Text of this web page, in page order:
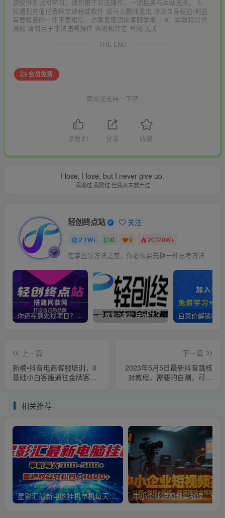
源仅供测试和学习，请勿用于非法操作，一切后果与本站无关。 5、
如遇到充值付费环节课程或软件 请马上删除退出 涉及自身权益/利益
需要投资的一律不要相信，访客发现请向客服举报。 6、本教程仅供
揭秘 请勿用于非法违规操作 否则和作者 官网 无关
THE END
会员免费
喜欢就支持一下吧
点赞 21 分享 收藏
I lose, I lose, but I never give up.
我输过,我败过,但我从未放弃过
轻创终点站 关注
2.1W+ 0 9 20729W+
在掌握新方法之前，你必须要先换一种思考方法
你还在到处找项目？还在当韭菜？我靠卖项目一个月收入5万+，曾经我也是个失败者。 全网VIP课程 无损下载~
上一篇
新楠•抖音电商客服培训，0
基础小白客服通往金牌客服
下一篇
2023年5月5日最新抖音跳核
对教程，需要的自测，可自
相关推荐
星影汇最新电脑挂机单机每天300+团队管道收益轻松日入1000+